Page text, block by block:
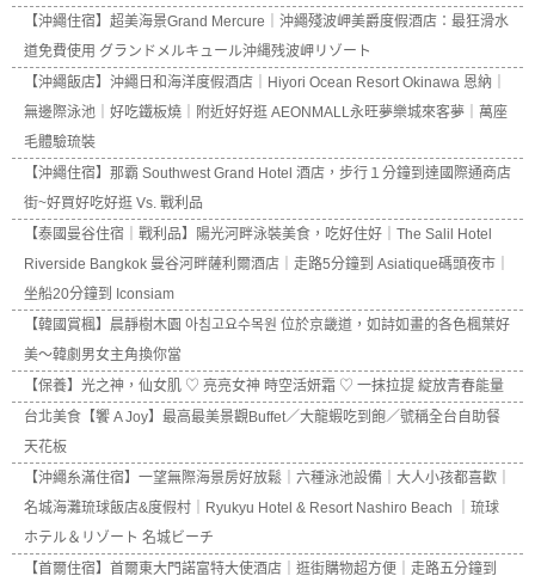
【沖繩住宿】超美海景Grand Mercure｜沖繩殘波岬美爵度假酒店：最狂滑水
道免費使用 グランドメルキュール沖縄残波岬リゾート
【沖繩飯店】沖繩日和海洋度假酒店｜Hiyori Ocean Resort Okinawa 恩納｜
無邊際泳池｜好吃鐵板燒｜附近好好逛 AEONMALL永旺夢樂城來客夢｜萬座
毛體驗琉裝
【沖繩住宿】那霸 Southwest Grand Hotel 酒店，步行１分鐘到達國際通商店
街~好買好吃好逛 Vs. 戰利品
【泰國曼谷住宿｜戰利品】陽光河畔泳裝美食，吃好住好｜The Salil Hotel
Riverside Bangkok 曼谷河畔薩利爾酒店｜走路5分鐘到 Asiatique碼頭夜市｜
坐船20分鐘到 Iconsiam
【韓國賞楓】晨靜樹木園 아침고요수목원 位於京畿道，如詩如畫的各色楓葉好
美～韓劇男女主角換你當
【保養】光之神，仙女肌 ♡ 亮亮女神 時空活妍霜 ♡ 一抹拉提 綻放青春能量
台北美食【饗 A Joy】最高最美景觀Buffet／大龍蝦吃到飽／號稱全台自助餐
天花板
【沖繩糸滿住宿】一望無際海景房好放鬆｜六種泳池設備｜大人小孩都喜歡｜
名城海灘琉球飯店&度假村｜Ryukyu Hotel & Resort Nashiro Beach ｜琉球
ホテル＆リゾート 名城ビーチ
【首爾住宿】首爾東大門諾富特大使酒店｜逛街購物超方便｜走路五分鐘到